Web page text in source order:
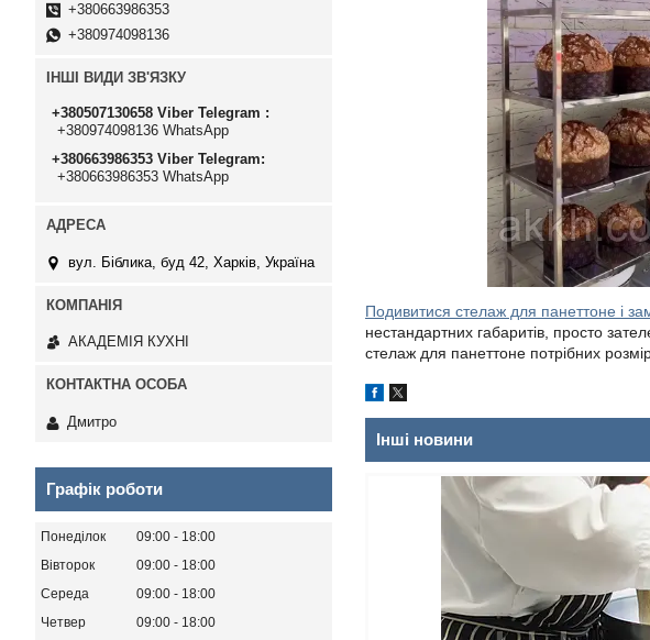
Подивитися стелаж для панеттоне і
нестандартних габаритів, просто
стелаж для панеттоне потрібних
Інші новини
+380663986353
+380974098136
ІНШІ ВИДИ ЗВ'ЯЗКУ
+380507130658 Viber Telegram
+380974098136 WhatsApp
+380663986353 Viber Telegram
+380663986353 WhatsApp
вул. Біблика, буд 42, Харків, Україна
АКАДЕМІЯ КУХНІ
Дмитро
Графік роботи
Понеділок 09:00
18:00
Вівторок
09:00
18:00
Середа
09:00
18:00
Четвер
09:00
18:00